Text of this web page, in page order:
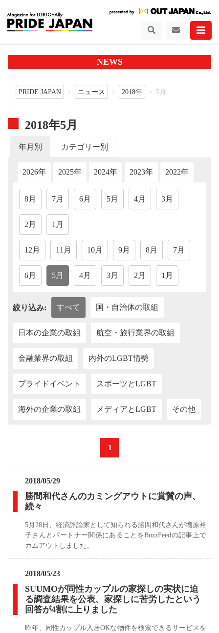
NEWS
PRIDE JAPAN ニュース 2018年 5月
2018年5月
年月別 カテゴリー別
2026年 2025年 2024年 2023年 2022年
8月 7月 6月 5月 4月 3月
2月 1月
12月 11月 10月 9月 8月 7月
6月 5月 4月 3月 2月 1月
絞り込み: すべて 国・自治体の取組
日本の企業の取組 航空・旅行業界の取組
金融業界の取組 内外のLGBT情勢
プライドイベント スポーツとLGBT
海外の企業の取組 メディアとLGBT その他
1
2018/05/29
勝間和代さんのカミングアウトに賞賛の声、
続々
5月28日、経済評論家として知られる勝間和代さんが増原裕
子さんとパートナー関係にあることをBuzzFeedの記事上で
カムアウトしました。
2018/05/23
SUUMOが同性カップルの家探しの実状に迫
る調査結果を公表、家探しに苦労したという
回答が4割に上りました
昨年、同性カップル入居OKな物件を検索できるサービスを